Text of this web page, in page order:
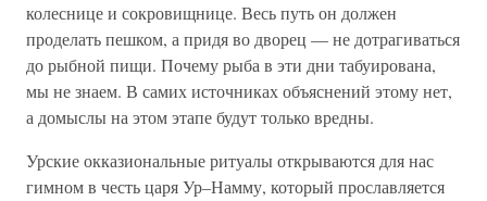
колеснице и сокровищнице. Весь путь он должен
проделать пешком, а придя во дворец — не дотрагиваться
до рыбной пищи. Почему рыба в эти дни табуирована,
мы не знаем. В самих источниках объяснений этому нет,
а домыслы на этом этапе будут только вредны.
Урские окказиональные ритуалы открываются для нас
гимном в честь царя Ур–Намму, который прославляется